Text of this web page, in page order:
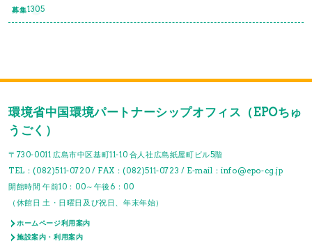
募集1305
環境省中国環境パートナーシップオフィス（EPOちゅ
うごく）
〒730-0011 広島市中区基町11-10 合人社広島紙屋町ビル5階
TEL：(082)511-0720 / FAX：(082)511-0723 / E-mail：info@epo-cg.jp
開館時間 午前10：00～午後6：00
（休館日 土・日曜日及び祝日、年末年始）
ホームページ利用案内
施設案内・利用案内